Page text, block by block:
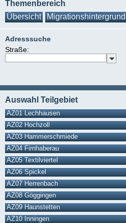
Themenbereich
Übersicht
Migrationshintergrund
Adresssuche
Straße:
Auswahl Teilgebiet
AZ01 Lechhausen
AZ02 Hochzoll
AZ03 Hammerschmiede
AZ04 Firnhaberau
AZ05 Textilviertel
AZ06 Spickel
AZ07 Herrenbach
AZ08 Göggingen
AZ09 Haunstetten
AZ10 Inningen